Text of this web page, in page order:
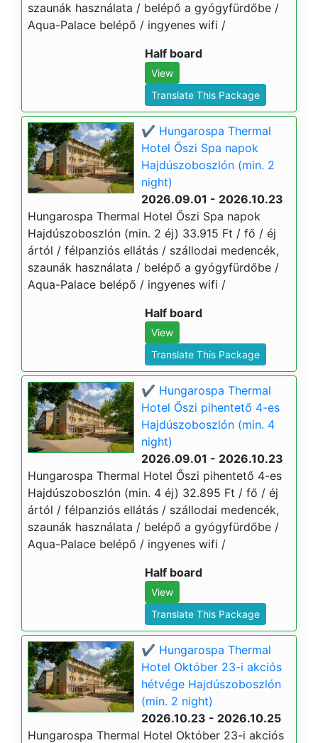
szaunák használata / belépő a gyógyfürdőbe /
Aqua-Palace belépő / ingyenes wifi /
Half board
View
Translate This Package
✔️ Hungarospa Thermal
Hotel Őszi Spa napok
Hajdúszoboszlón (min. 2
night)
2026.09.01 - 2026.10.23
Hungarospa Thermal Hotel Őszi Spa napok
Hajdúszoboszlón (min. 2 éj) 33.915 Ft / fő / éj
ártól / félpanziós ellátás / szállodai medencék,
szaunák használata / belépő a gyógyfürdőbe /
Aqua-Palace belépő / ingyenes wifi /
Half board
View
Translate This Package
✔️ Hungarospa Thermal
Hotel Őszi pihentető 4-es
Hajdúszoboszlón (min. 4
night)
2026.09.01 - 2026.10.23
Hungarospa Thermal Hotel Őszi pihentető 4-es
Hajdúszoboszlón (min. 4 éj) 32.895 Ft / fő / éj
ártól / félpanziós ellátás / szállodai medencék,
szaunák használata / belépő a gyógyfürdőbe /
Aqua-Palace belépő / ingyenes wifi /
Half board
View
Translate This Package
✔️ Hungarospa Thermal
Hotel Október 23-i akciós
hétvége Hajdúszoboszlón
(min. 2 night)
2026.10.23 - 2026.10.25
Hungarospa Thermal Hotel Október 23-i akciós